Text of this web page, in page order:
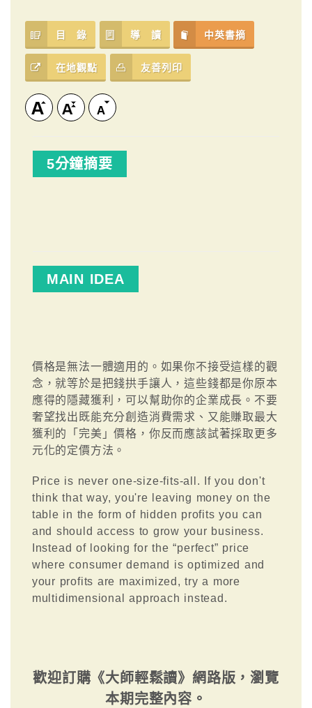
目 錄 導 讀 中英書摘
在地觀點 友善列印
5分鐘摘要
MAIN IDEA
價格是無法一體適用的。如果你不接受這樣的觀
念，就等於是把錢拱手讓人，這些錢都是你原本
應得的隱藏獲利，可以幫助你的企業成長。不要
奢望找出既能充分創造消費需求、又能賺取最大
獲利的「完美」價格，你反而應該試著採取更多
元化的定價方法。
Price is never one-size-fits-all. If you don't
think that way, you're leaving money on the
table in the form of hidden profits you can
and should access to grow your business.
Instead of looking for the “perfect” price
where consumer demand is optimized and
your profits are maximized, try a more
multidimensional approach instead.
歡迎訂購《大師輕鬆讀》網路版，瀏覽
本期完整內容。